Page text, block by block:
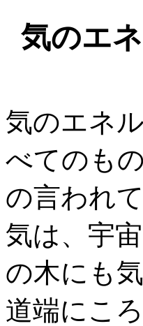
気のエ
気のエネ
べてのも
の言われ
気は、宇
の木にも
道端にこ